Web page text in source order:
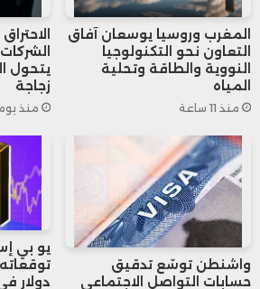
النشاط الصناعي بعد تراجع
تعكس هذه البيانات تعافي
في تركيا، مع استمرار الزخم
الحيوية، وهو ما قد يسهم في
الاقتصادي العام خلال الفترة
المغرب وروسيا يوسعان آفاق
التعاون نحو التكنولوجيا
النووية والطاقة وتحلية
المياه
منذ 11 ساعة
يتحول
زجاجة
منذ
واشنطن توسّع تدقيق
حسابات التواصل الاجتماعي
يو بي
دولار في